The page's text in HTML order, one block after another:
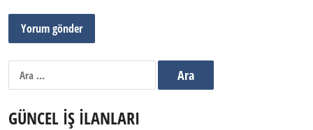
GÜNCEL İŞ İLANLARI